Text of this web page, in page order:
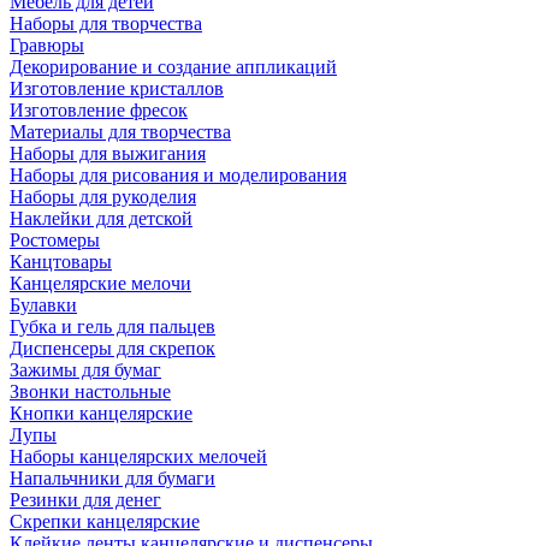
Наборы для творчества
Гравюры
Декорирование и создание аппликаций
Изготовление кристаллов
Изготовление фресок
Материалы для творчества
Наборы для выжигания
Наборы для рисования и моделирования
Наборы для рукоделия
Наклейки для детской
Ростомеры
Канцтовары
Канцелярские мелочи
Булавки
Губка и гель для пальцев
Диспенсеры для скрепок
Зажимы для бумаг
Звонки настольные
Кнопки канцелярские
Лупы
Наборы канцелярских мелочей
Напальчники для бумаги
Резинки для денег
Скрепки канцелярские